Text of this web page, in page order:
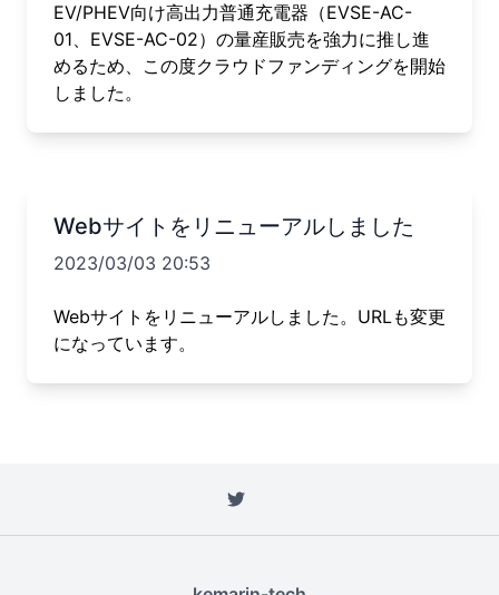
EV/PHEV向け高出力普通充電器（EVSE-AC-
01、EVSE-AC-02）の量産販売を強力に推し進
めるため、この度クラウドファンディングを開始
しました。
Webサイトをリニューアルしました
2023/03/03 20:53
Webサイトをリニューアルしました。URLも変更
になっています。